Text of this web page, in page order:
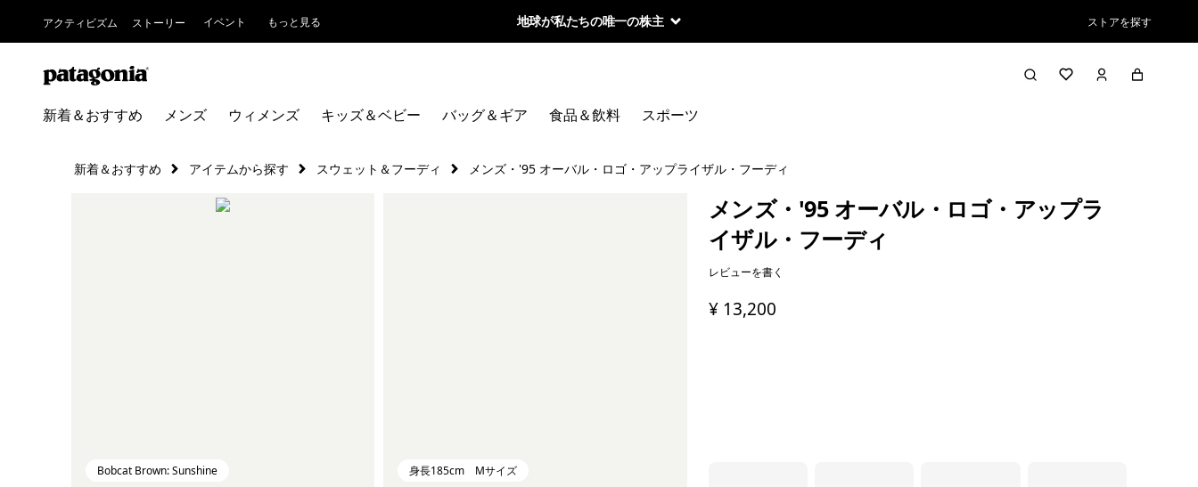
アクティビズム ストーリー イベント もっと見る 地球が私たちの唯一の株主 ストアを探す
新着＆おすすめ メンズ ウィメンズ キッズ＆ベビー バッグ＆ギア 食品＆飲料 スポーツ
新着＆おすすめ アイテムから探す スウェット＆フーディ メンズ・'95 オーバル・ロゴ・アップライザル・フーディ
Bobcat Brown: Sunshine 身長185cm Mサイズ
メンズ・'95 オーバル・ロゴ・アップラ
イザル・フーディ
レビューを書く
¥ 13,200